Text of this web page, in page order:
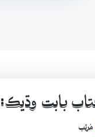
بابت وڌيڪ:
مُرتب